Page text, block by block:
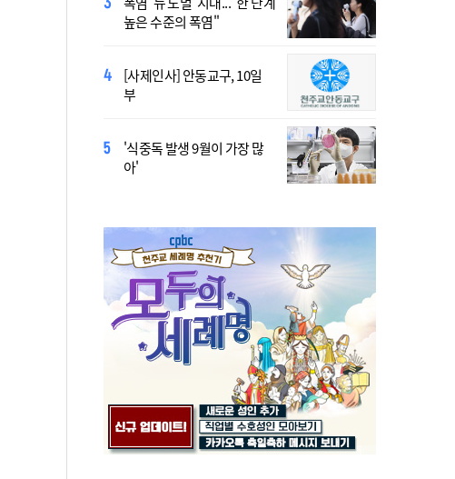
높은 수준의 폭염"
[사제인사] 안동교구, 10일
부
'식중독 발생 9월이 가장 많
아'
Bridges of Dialogue and
Priest Who Studied in
Daejeon Becomes China’s
北, 단거리 탄도미사일 발사
침묵…관영매체 보도 없어